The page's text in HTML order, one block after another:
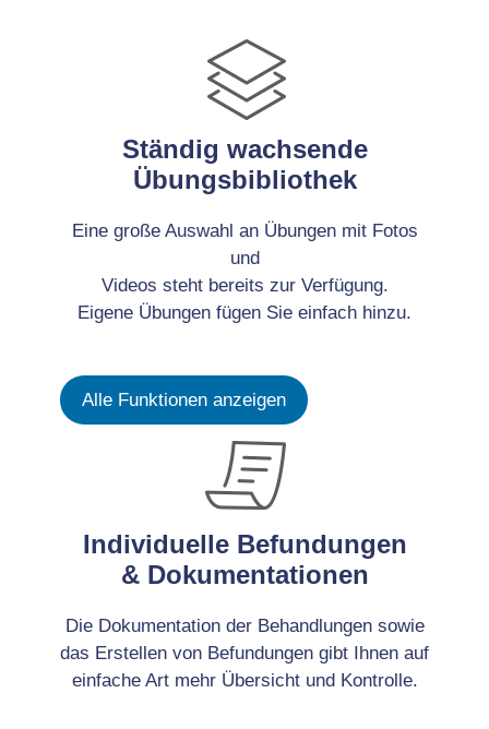
Ständig wachsende
Übungsbibliothek
Eine große Auswahl an Übungen mit Fotos
und
Videos steht bereits zur Verfügung.
Eigene Übungen fügen Sie einfach hinzu.
Alle Funktionen anzeigen
Individuelle Befundungen
& Dokumentationen
Die Dokumentation der Behandlungen sowie
das Erstellen von Befundungen gibt Ihnen auf
einfache Art mehr Übersicht und Kontrolle.